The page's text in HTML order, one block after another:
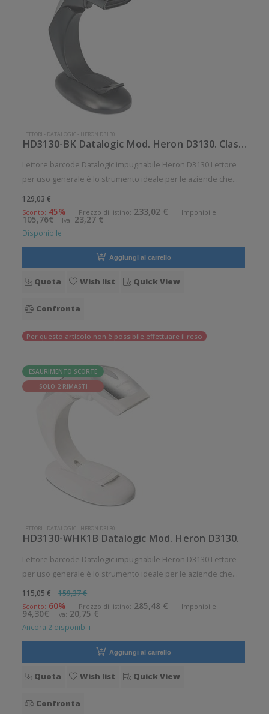
LETTORI - DATALOGIC - HERON D3130
HD3130-BK Datalogic Mod. Heron D3130. Classificazione: Impugnabile.
Lettore barcode Datalogic impugnabile Heron D3130 Lettore
per uso generale è lo strumento ideale per le aziende che
desiderano migliorare le applicazioni quotidiane di lettura dei
codici a barre. Angolo di scansione verticale: 28° Angolo di
scan
129,03 €
Sconto: 45% Prezzo di listino: 233,02 € Imponibile:
105,76€ Iva: 23,27 €
Disponibile
Aggiungi al carrello
Quota Wish list Quick View
Confronta
Per questo articolo non è possibile effettuare il reso
ESAURIMENTO SCORTE
SOLO 2 RIMASTI
LETTORI - DATALOGIC - HERON D3130
HD3130-WHK1B Datalogic Mod. Heron D3130.
Lettore barcode Datalogic impugnabile Heron D3130 Lettore
per uso generale è lo strumento ideale per le aziende che
desiderano migliorare le applicazioni quotidiane di lettura dei
codici a barre. Angolo di scansione verticale: 28° Angolo di
scan
115,05 € 159,37 €
Sconto: 60% Prezzo di listino: 285,48 € Imponibile:
94,30€ Iva: 20,75 €
Ancora 2 disponibili
Aggiungi al carrello
Quota Wish list Quick View
Confronta